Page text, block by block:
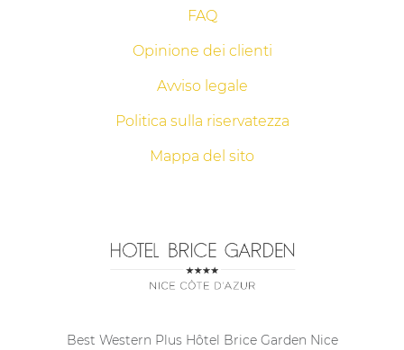
FAQ
Opinione dei clienti
Avviso legale
Politica sulla riservatezza
Mappa del sito
Best Western Plus Hôtel Brice Garden Nice